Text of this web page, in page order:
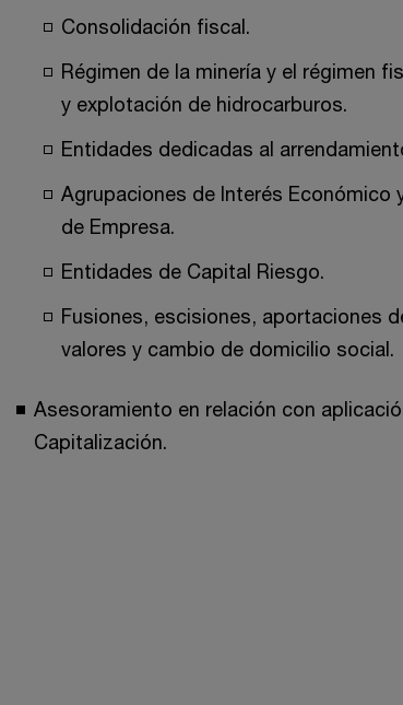
Consolidación fiscal.
Régimen de la minería y el régimen
y explotación de hidrocarburos.
Entidades dedicadas al
Agrupaciones de Interés Económico
de Empresa.
Entidades de Capital Riesgo.
Fusiones, escisiones, aportaciones
valores y cambio de domicilio social.
Asesoramiento en relación con
Capitalización.